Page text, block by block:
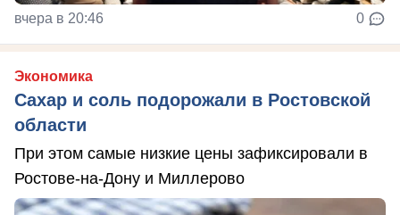
вчера в 20:46 0
Экономика
Сахар и соль подорожали в Ростовской
области
При этом самые низкие цены зафиксировали в
Ростове-на-Дону и Миллерово